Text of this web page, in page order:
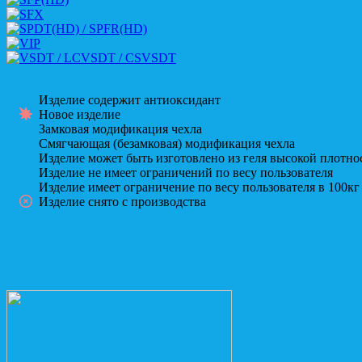
Изделие содержит антиоксидант
Новое изделие
Замковая модификация чехла
Смягчающая (безамковая) модификация чехла
Изделие может быть изготовлено из геля высокой
Изделие не имеет ограничений по весу пользователя
Изделие имеет ограничение по весу пользователя в 100кг
Изделие снято с производства